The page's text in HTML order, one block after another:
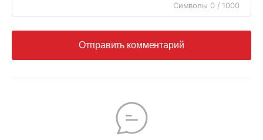
Символы 0 / 1000
Отправить комментарий